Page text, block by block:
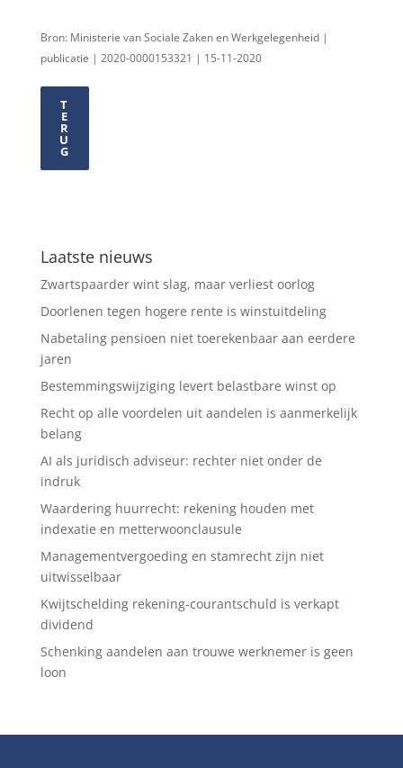
Bron: Ministerie van Sociale Zaken en Werkgelegenheid |
publicatie | 2020-0000153321 | 15-11-2020
T
E
R
U
G
Laatste nieuws
Zwartspaarder wint slag, maar verliest oorlog
Doorlenen tegen hogere rente is winstuitdeling
Nabetaling pensioen niet toerekenbaar aan eerdere
jaren
Bestemmingswijziging levert belastbare winst op
Recht op alle voordelen uit aandelen is aanmerkelijk
belang
AI als juridisch adviseur: rechter niet onder de
indruk
Waardering huurrecht: rekening houden met
indexatie en metterwoonclausule
Managementvergoeding en stamrecht zijn niet
uitwisselbaar
Kwijtschelding rekening-courantschuld is verkapt
dividend
Schenking aandelen aan trouwe werknemer is geen
loon